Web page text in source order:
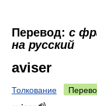
Перевод: с
на русский
aviser
Толкование